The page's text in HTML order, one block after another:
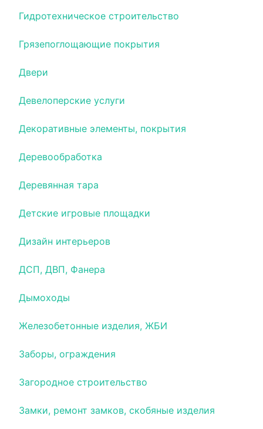
Гидротехническое строительство
Грязепоглощающие покрытия
Двери
Девелоперские услуги
Декоративные элементы, покрытия
Деревообработка
Деревянная тара
Детские игровые площадки
Дизайн интерьеров
ДСП, ДВП, Фанера
Дымоходы
Железобетонные изделия, ЖБИ
Заборы, ограждения
Загородное строительство
Замки, ремонт замков, скобяные изделия